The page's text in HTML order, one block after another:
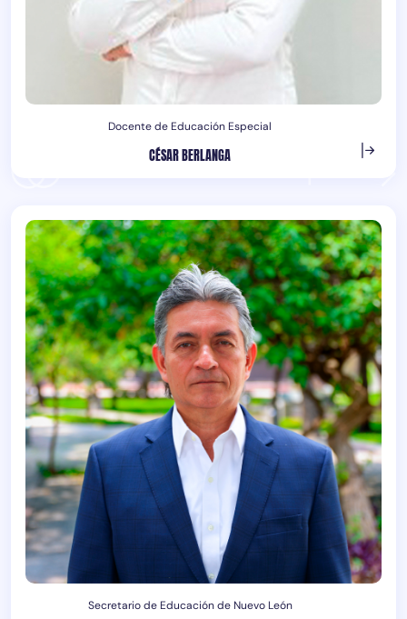
Docente de Educación Especial
CÉSAR BERLANGA
Secretario de Educación de Nuevo León